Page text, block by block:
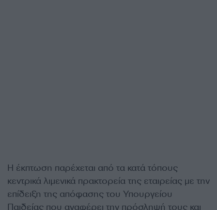
Η έκπτωση παρέχεται από τα κατά τόπους
κεντρικά λιμενικά πρακτορεία της εταιρείας με την
επίδειξη της απόφασης του Υπουργείου
Παιδείας που αναφέρει την πρόσληψή τους και